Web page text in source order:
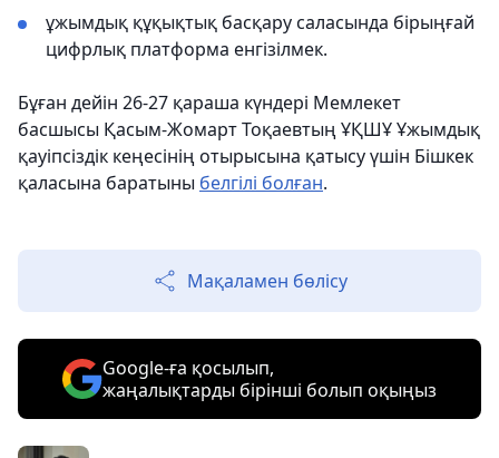
ұжымдық құқықтық басқару саласында бірыңғай
цифрлық платформа енгізілмек.
Бұған дейін 26-27 қараша күндері Мемлекет
басшысы Қасым-Жомарт Тоқаевтың ҰҚШҰ Ұжымдық
қауіпсіздік кеңесінің отырысына қатысу үшін Бішкек
қаласына баратыны белгілі болған.
Мақаламен бөлісу
Google-ға қосылып,
жаңалықтарды бірінші болып оқыңыз